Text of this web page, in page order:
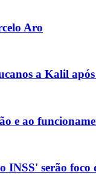
Aro
a Kalil
e ao
INSS' serão foco